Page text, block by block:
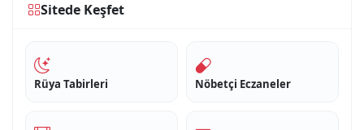
Sitede Keşfet
Rüya Tabirleri Nöbetçi Eczaneler